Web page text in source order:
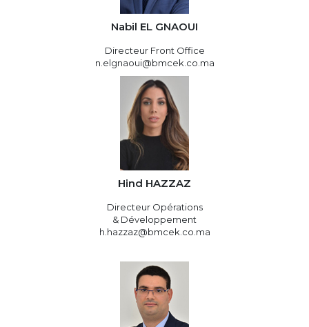
Nabil EL GNAOUI
Directeur Front Office
n.elgnaoui@bmcek.co.ma
Hind HAZZAZ
Directeur Opérations
& Développement
h.hazzaz@bmcek.co.ma